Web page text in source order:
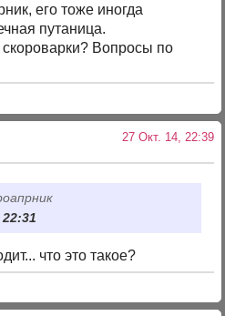
его тоже иногда
путаница.
27 Окт. 14, 22:39
что это такое?